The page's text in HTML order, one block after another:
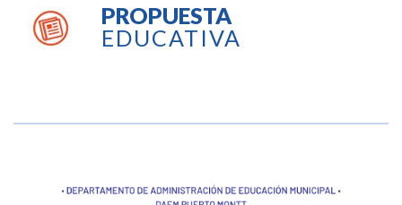
PROPUESTA
EDUCATIVA